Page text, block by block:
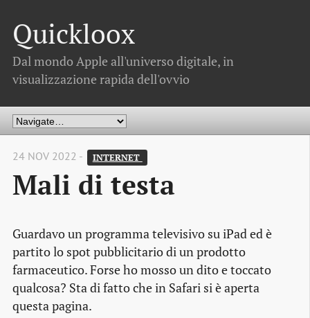
Quickloox
Dal mondo Apple all'universo digitale, in
visualizzazione rapida dell'ovvio
24 NOV 2022 - INTERNET
Mali di testa
Guardavo un programma televisivo su iPad ed è
partito lo spot pubblicitario di un prodotto
farmaceutico. Forse ho mosso un dito e toccato
qualcosa? Sta di fatto che in Safari si è aperta
questa pagina.